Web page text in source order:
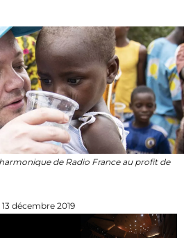
de Radio France au profit de
décembre 2019